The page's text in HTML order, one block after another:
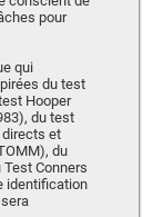
pour
qui
du test
Hooper
du test
et
du
Conners
identification